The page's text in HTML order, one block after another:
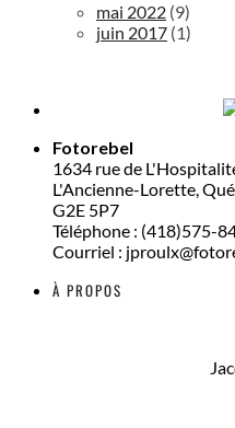
mai 2022 (9)
juin 2017 (1)
Fotorebel
1634 rue de
L'Ancienne-Lorette,
G2E 5P7
Téléphone : (418)575-
Courriel :
À PROPOS